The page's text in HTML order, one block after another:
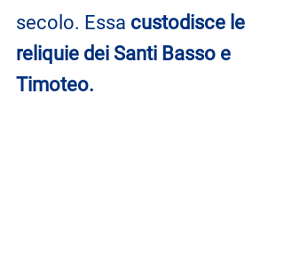
secolo. Essa custodisce le
reliquie dei Santi Basso e
Timoteo.